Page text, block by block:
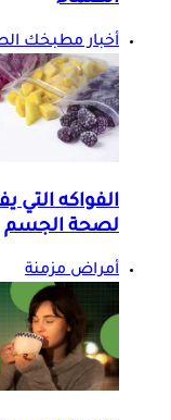
أخبار مطبخك
لصحة الجسم
أمراض مزمنة